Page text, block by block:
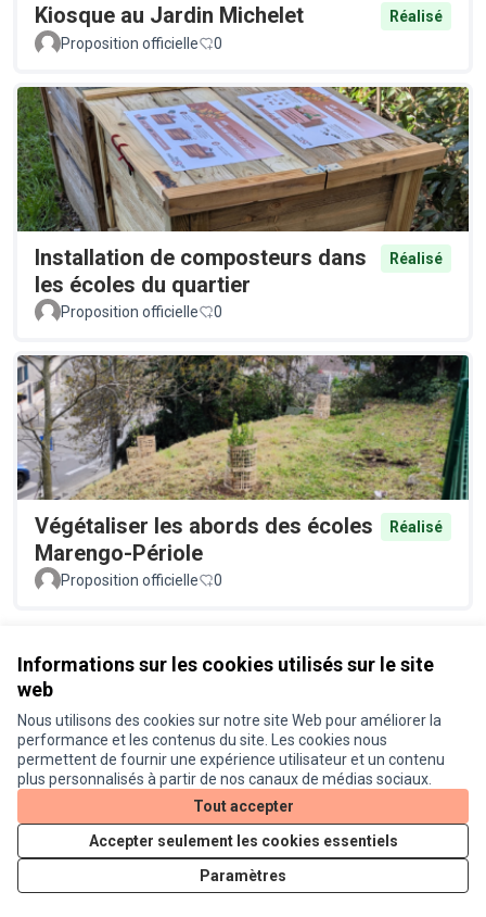
Informations sur les cookies utilisés sur le site
web
Nous utilisons des cookies sur notre site Web pour améliorer la
performance et les contenus du site. Les cookies nous
permettent de fournir une expérience utilisateur et un contenu
plus personnalisés à partir de nos canaux de médias sociaux.
Tout accepter
Accepter seulement les cookies essentiels
Paramètres
Kiosque au Jardin Michelet
Réalisé
Proposition officielle
0
Installation de composteurs dans
les écoles du quartier
Réalisé
Proposition officielle 0
Végétaliser les abords des écoles
Marengo-Périole
Réalisé
Proposition officielle 0
Conditions d'utilisation
Paramètres des cookies
Je participe ! sur X
(Lien externe)
Je participe ! sur Facebook
Je participe ! sur Instagram
Site réalisé grâce aulogiciel libre Decidim .
Licence
(Lien